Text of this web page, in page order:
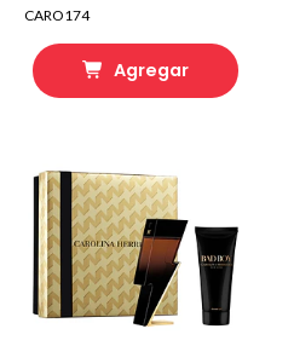
CARO174
Agregar